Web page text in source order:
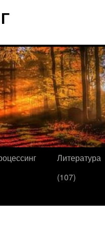
Литература
(107)